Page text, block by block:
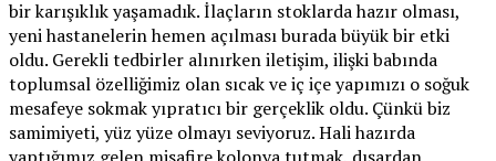
bir karışıklık yaşamadık. İlaçların stoklarda hazır olması,
yeni hastanelerin hemen açılması burada büyük bir etki
oldu. Gerekli tedbirler alınırken iletişim, ilişki babında
toplumsal özelliğimiz olan sıcak ve iç içe yapımızı o soğuk
mesafeye sokmak yıpratıcı bir gerçeklik oldu. Çünkü biz
samimiyeti, yüz yüze olmayı seviyoruz. Hali hazırda